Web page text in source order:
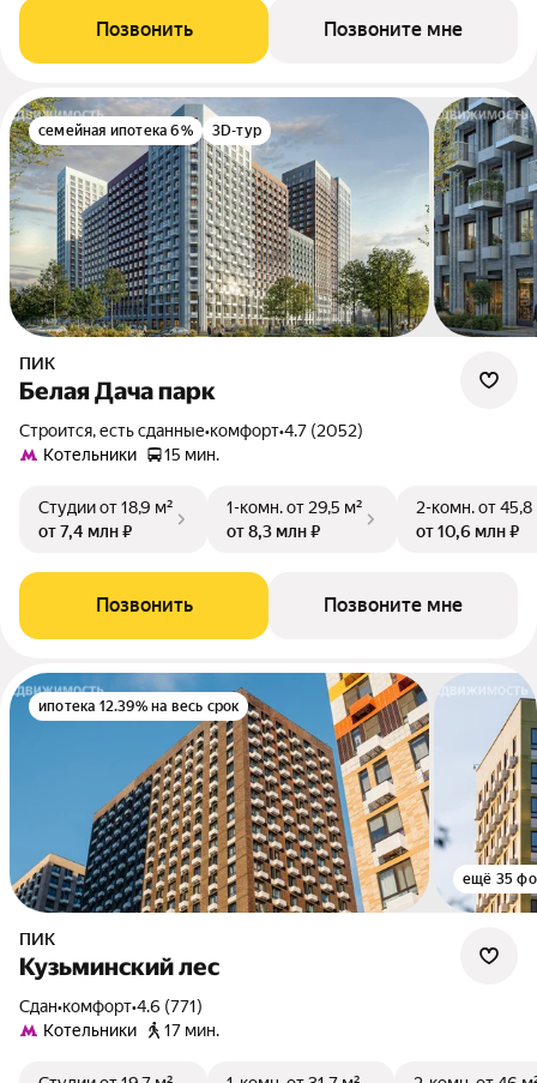
Позвонить Позвоните мне
семейная ипотека 6% 3D-тур
ПИК
Белая Дача парк
Строится, есть сданные•комфорт•4.7 (2052)
Котельники
15 мин.
Студииот 18,9 м²
от 7,4 млн ₽
1-комн.от 29,5 м²
от 8,3 млн ₽
2-комн.от 45,8
от 10,6 млн ₽
Позвонить Позвоните мне
ипотека 12.39% на весь срок
ещё 35
ПИК
Кузьминский лес
Сдан•комфорт•4.6 (771)
Котельники
17 мин.